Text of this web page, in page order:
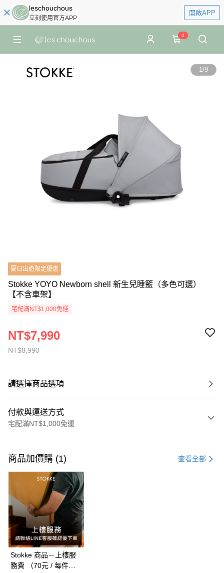
leschouchous
立刻使用官方APP
開啟APP
0
1/9
夏日出遊限定優惠
Stokke YOYO Newborn shell 新生兒睡籃（多色可選）
【不含車架】
宅配滿NT$1,000免運
NT$8,990
NT$7,990
請選擇商品選項
付款與運送方式
宅配滿NT$1,000免運
信用卡一次付款
LINE Pay
Apple Pay
ATM付款
運送方式
新航貨運
每筆NT$150，滿NT$1,000(含以上)免運費
商品加價購 (1) 查看全部
Stokke 商品－上樓服
務費 （70元 / 每件每